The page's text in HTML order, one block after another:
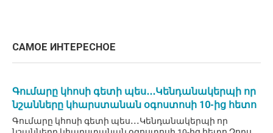
САМОЕ ИНТЕРЕСНОЕ
Գումարը կհոսի գետի պես․․․Կենդանակերպի որ
նշանները կհարստանան օգոստոսի 10-ից հետո
Գումարը կհոսի գետի պես․․․Կենդանակերպի որ